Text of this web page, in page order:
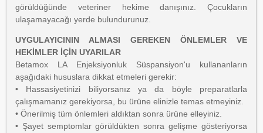
görüldüğünde veteriner hekime danışınız. Çocukların
ulaşamayacağı yerde bulundurunuz.
UYGULAYICININ ALMASI GEREKEN ÖNLEMLER VE
HEKİMLER İÇİN UYARILAR
Betamox LA Enjeksiyonluk Süspansiyon'u kullananların
aşağıdaki hususlara dikkat etmeleri gerekir:
• Hassasiyetinizi biliyorsanız ya da böyle preparatlarla
çalışmamanız gerekiyorsa, bu ürüne elinizle temas etmeyiniz.
• Önerilmiş tüm önlemleri aldıktan sonra ürüne elleyiniz.
• Şayet semptomlar görüldükten sonra gelişme gösteriyorsa